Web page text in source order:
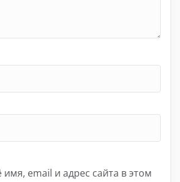
email и адрес сайта в этом